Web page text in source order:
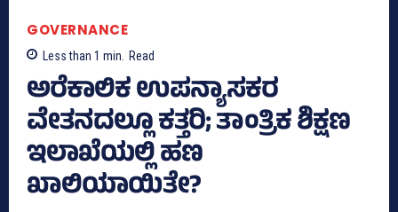
GOVERNANCE
Less than 1 min. Read
ಅರೆಕಾಲಿಕ ಉಪನ್ಯಾಸಕರ
ವೇತನದಲ್ಲೂ ಕತ್ತರಿ; ತಾಂತ್ರಿಕ ಶಿಕ್ಷಣ
ಇಲಾಖೆಯಲ್ಲಿ ಹಣ
ಖಾಲಿಯಾಯಿತೇ?